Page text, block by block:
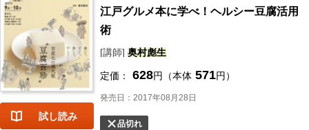
試し読み
江戸グルメ本に学べ！ヘルシー豆腐活用
術
[講師] 奥村彪生
定価： 628円（本体 571円）
発売日：2017年08月28日
品切れ